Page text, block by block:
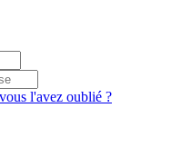
l'avez oublié ?